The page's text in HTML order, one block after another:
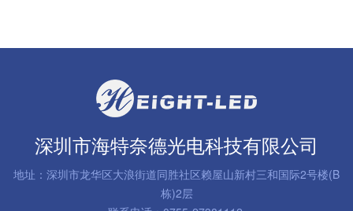
深圳市海特奈德光电科技有限公司
地址：深圳市龙华区大浪街道同胜社区赖屋山新村三和国际2号楼(B
栋)2层